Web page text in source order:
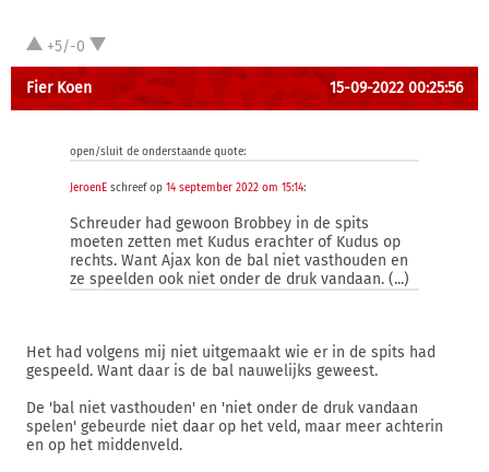
+5/-0
Fier Koen 15-09-2022 00:25:56
open/sluit de onderstaande quote:
JeroenE schreef op 14 september 2022 om 15:14:
Schreuder had gewoon Brobbey in de spits
moeten zetten met Kudus erachter of Kudus op
rechts. Want Ajax kon de bal niet vasthouden en
ze speelden ook niet onder de druk vandaan. (...)
Het had volgens mij niet uitgemaakt wie er in de spits had
gespeeld. Want daar is de bal nauwelijks geweest.
De 'bal niet vasthouden' en 'niet onder de druk vandaan
spelen' gebeurde niet daar op het veld, maar meer achterin
en op het middenveld.